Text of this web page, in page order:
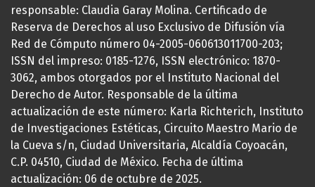
responsable: Claudia Garay Molina. Certificado de
Reserva de Derechos al uso Exclusivo de Difusión vía
Red de Cómputo número 04-2005-060613011700-203;
ISSN del impreso: 0185-1276, ISSN electrónico: 1870-
3062, ambos otorgados por el Instituto Nacional del
Derecho de Autor. Responsable de la última
actualización de este número: Karla Richterich, Instituto
de Investigaciones Estéticas, Circuito Maestro Mario de
la Cueva s/n, Ciudad Universitaria, Alcaldía Coyoacán,
C.P. 04510, Ciudad de México. Fecha de última
actualización: 06 de octubre de 2025.